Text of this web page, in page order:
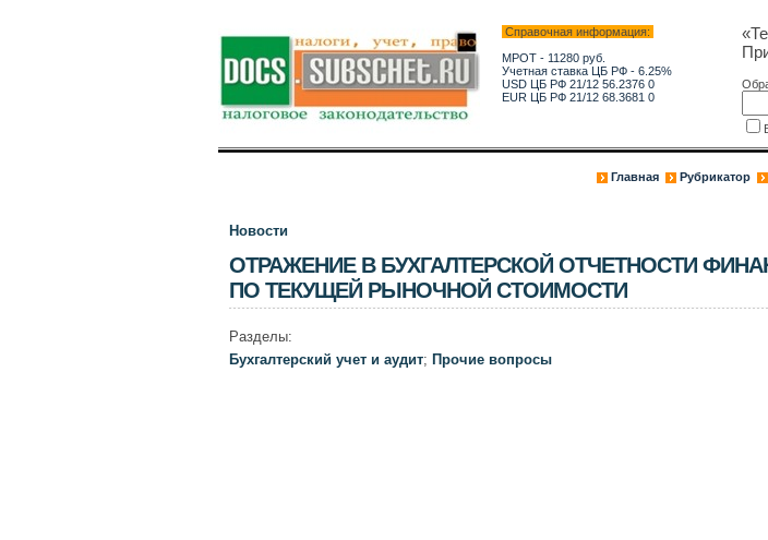
Справочная информация:
МРОТ - 11280 руб.
Учетная ставка ЦБ РФ - 6.25%
USD ЦБ РФ 21/12 56.2376 0
EUR ЦБ РФ 21/12 68.3681 0
Главная Рубрикатор
Новости
ОТРАЖЕНИЕ В БУХГАЛТЕРСКОЙ ОТЧЕТНОСТИ
ПО ТЕКУЩЕЙ РЫНОЧНОЙ СТОИМОСТИ
Разделы:
Бухгалтерский учет и аудит; Прочие вопросы